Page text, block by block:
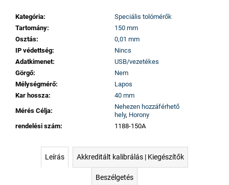
Kategória:
Speciális tolómérők
Tartomány:
150 mm
Osztás:
0,01 mm
IP védettség:
Nincs
Adatkimenet:
USB/vezetékes
Görgő:
Nem
Mélységmérő:
Lapos
Kar hossza:
40 mm
Mérés Célja:
Nehezen hozzáférhető
hely, Horony
rendelési szám: 1188-150A
Leírás Akkreditált kalibrálás | Kiegészítők
Beszélgetés